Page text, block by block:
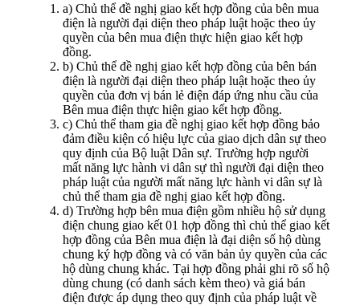
a) Chủ thể đề nghị giao kết hợp đồng của bên mua
điện là người đại diện theo pháp luật hoặc theo ủy
quyền của bên mua điện thực hiện giao kết hợp
đồng.
b) Chủ thể đề nghị giao kết hợp đồng của bên bán
điện là người đại diện theo pháp luật hoặc theo ủy
quyền của đơn vị bán lẻ điện đáp ứng nhu cầu của
Bên mua điện thực hiện giao kết hợp đồng.
c) Chủ thể tham gia đề nghị giao kết hợp đồng bảo
đảm điều kiện có hiệu lực của giao dịch dân sự theo
quy định của Bộ luật Dân sự. Trường hợp người
mất năng lực hành vi dân sự thì người đại diện theo
pháp luật của người mất năng lực hành vi dân sự là
chủ thể tham gia đề nghị giao kết hợp đồng.
d) Trường hợp bên mua điện gồm nhiều hộ sử dụng
điện chung giao kết 01 hợp đồng thì chủ thể giao kết
hợp đồng của Bên mua điện là đại diện số hộ dùng
chung ký hợp đồng và có văn bản ủy quyền của các
hộ dùng chung khác. Tại hợp đồng phải ghi rõ số hộ
dùng chung (có danh sách kèm theo) và giá bán
điện được áp dụng theo quy định của pháp luật về